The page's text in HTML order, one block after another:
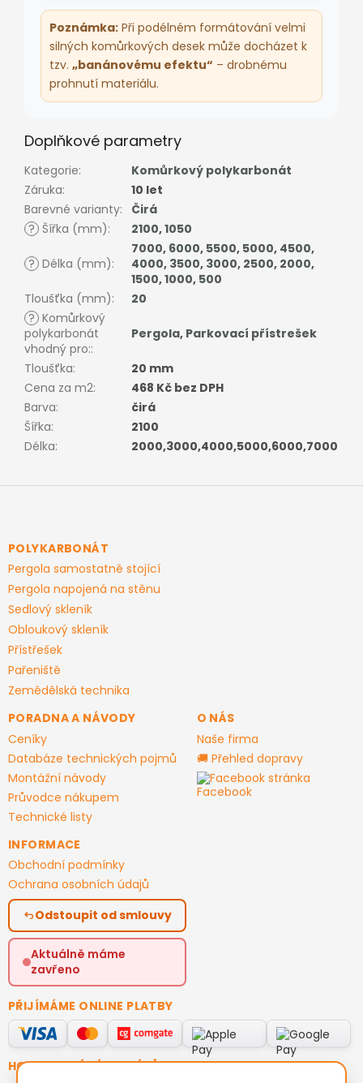
Poznámka: Při podélném formátování velmi
silných komůrkových desek může docházet k
tzv. „banánovému efektu“ – drobnému
prohnutí materiálu.
Doplňkové parametry
Kategorie:
Komůrkový polykarbonát
Záruka:
10 let
Barevné varianty:
Čirá
? Šířka (mm): 2100,1050
? Délka (mm):
7000, 6000, 5500, 5000, 4500,
4000, 3500, 3000, 2500, 2000,
1500,1000, 500
Tloušťka (mm):
20
? Komůrkový
polykarbonát
vhodný pro::
Pergola, Parkovací přístrešek
Tloušťka:
20 mm
Cena za m2:
468 Kč bez DPH
Barva:
čirá
Šířka:
2100
Délka: 2000,3000,4000,5000,6000,7000
Z
aPOLYKARBONÁT
Pergola samostatně stojící
Pergola napojená na stěnu
Sedlový skleník
Obloukový skleník
Přístřešek
Pařeniště
Zemědělská technika
PORADNA A NÁVODY
Ceníky
Databáze technických pojmů
Montážní návody
Průvodce nákupem
Technické listy
O NÁS
Naše firma
🚚 Přehled dopravy
Facebook stránka
INFORMACE
Obchodní podmínky
Ochrana osobních údajů
Odstoupit od smlouvy
Aktuálně máme
zavřeno
PŘIJÍMÁME ONLINE PLATBY
HODNOCENÍ ZÁKAZNÍKŮ